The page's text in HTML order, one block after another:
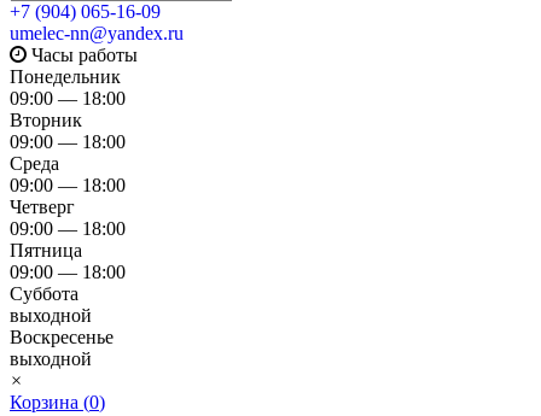
+7 (904) 065-16-09
umelec-nn@yandex.ru
Часы работы
Понедельник
09:00 — 18:00
Вторник
09:00 — 18:00
Среда
09:00 — 18:00
Четверг
09:00 — 18:00
Пятница
09:00 — 18:00
Суббота
выходной
Воскресенье
выходной
×
Корзина (0)